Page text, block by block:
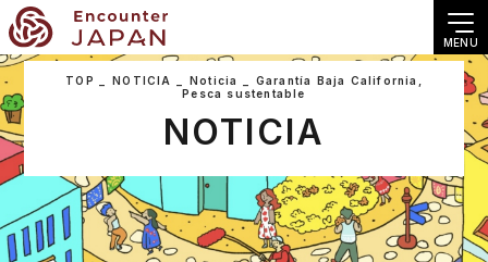
MENU
TOP NOTICIA Noticia
Garantía Baja California,
Pesca sustentable
NOTICIA